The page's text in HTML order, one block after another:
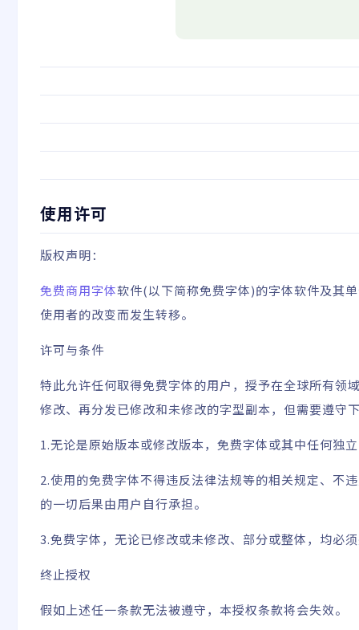
使用许可
版权声明：
免费商用字体软件(以下简称免费字体)的字体软件及其
使用者的改变而发生转移。
许可与条件
特此允许任何取得免费字体的用户，授予在全球所有领
修改、再分发已修改和未修改的字型副本，但需要遵守
1.无论是原始版本或修改版本，免费字体或其中任何独
2.使用的免费字体不得违反法律法规等的相关规定、不
的一切后果由用户自行承担。
3.免费字体，无论已修改或未修改、部分或整体，均必
终止授权
假如上述任一条款无法被遵守，本授权条款将会失效。